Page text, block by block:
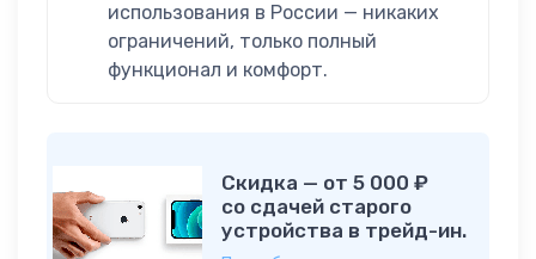
использования в России — никаких
ограничений, только полный
функционал и комфорт.
Скидка — от 5 000 ₽
со сдачей старого
устройства в трейд-ин.